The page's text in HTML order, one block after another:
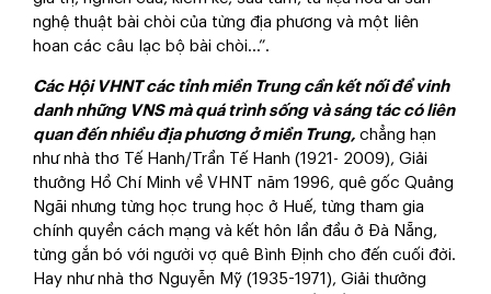
nghệ thuật bài chòi của từng địa phương và một liên
hoan các câu lạc bộ bài chòi…”.
Các Hội VHNT các tỉnh miền Trung cần kết nối để vinh
danh những VNS mà quá trình sống và sáng tác có liên
quan đến nhiều địa phương ở miền Trung, chẳng hạn
như nhà thơ Tế Hanh/Trần Tế Hanh (1921- 2009), Giải
thưởng Hồ Chí Minh về VHNT năm 1996, quê gốc Quảng
Ngãi nhưng từng học trung học ở Huế, từng tham gia
chính quyền cách mạng và kết hôn lần đầu ở Đà Nẵng,
từng gắn bó với người vợ quê Bình Định cho đến cuối đời.
Hay như nhà thơ Nguyễn Mỹ (1935-1971), Giải thưởng